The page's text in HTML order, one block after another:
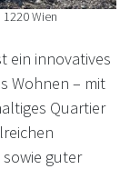
Wien
ein innovatives
Wohnen – mit
Quartier
guter